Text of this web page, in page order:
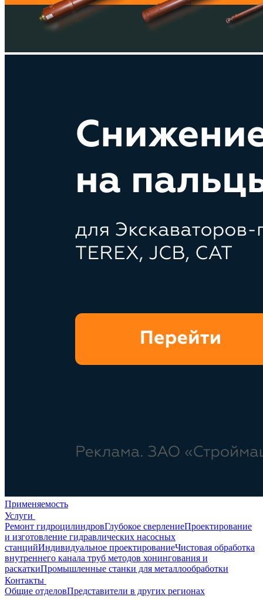
Применяемость
Услуги
Ремонт гидроцилиндровГлубокое сверлениеПроектирование
и изготовление гидравлических насосных
станцийИндивидуальное проектированиеЧистовая обработка
внутреннего канала труб методов хонингования и
раскаткиПромышленные станки для металлообработки
Контакты
Общие отделовПредставители в других регионах